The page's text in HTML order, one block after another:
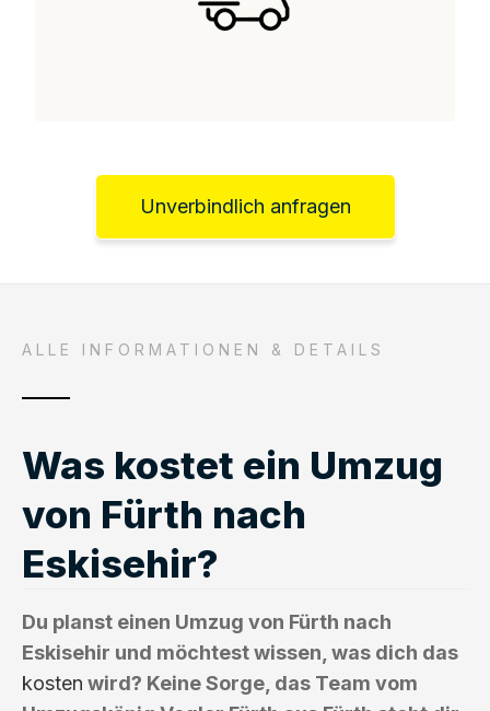
Unverbindlich anfragen
ALLE INFORMATIONEN & DETAILS
Was kostet ein Umzug
von Fürth nach
Eskisehir?
Du planst einen Umzug von Fürth nach
Eskisehir und möchtest wissen, was dich das
kosten wird? Keine Sorge, das Team vom